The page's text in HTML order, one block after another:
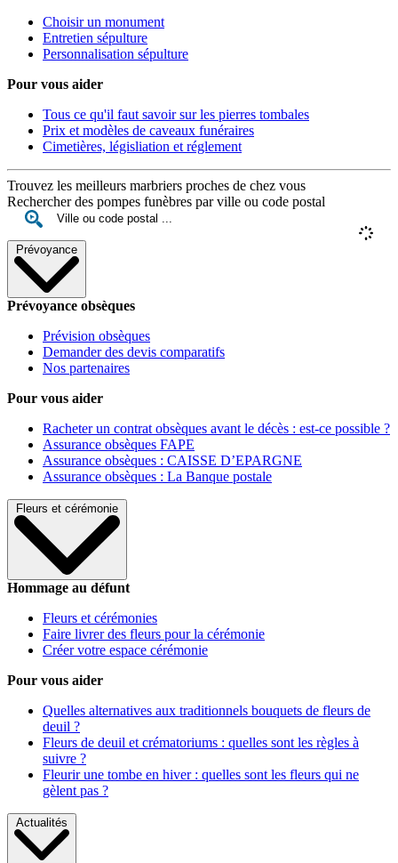
Choisir un monument
Entretien sépulture
Personnalisation sépulture
Pour vous aider
Tous ce qu'il faut savoir sur les pierres tombales
Prix et modèles de caveaux funéraires
Cimetières, législiation et réglement
Trouvez les meilleurs marbriers proches de chez vous
Rechercher des pompes funèbres par ville ou code postal
Prévoyance
Prévoyance obsèques
Prévision obsèques
Demander des devis comparatifs
Nos partenaires
Pour vous aider
Racheter un contrat obsèques avant le décès : est-ce possible ?
Assurance obsèques FAPE
Assurance obsèques : CAISSE D’EPARGNE
Assurance obsèques : La Banque postale
Fleurs et cérémonie
Hommage au défunt
Fleurs et cérémonies
Faire livrer des fleurs pour la cérémonie
Créer votre espace cérémonie
Pour vous aider
Quelles alternatives aux traditionnels bouquets de fleurs de
deuil ?
Fleurs de deuil et crématoriums : quelles sont les règles à
suivre ?
Fleurir une tombe en hiver : quelles sont les fleurs qui ne
gèlent pas ?
Actualités